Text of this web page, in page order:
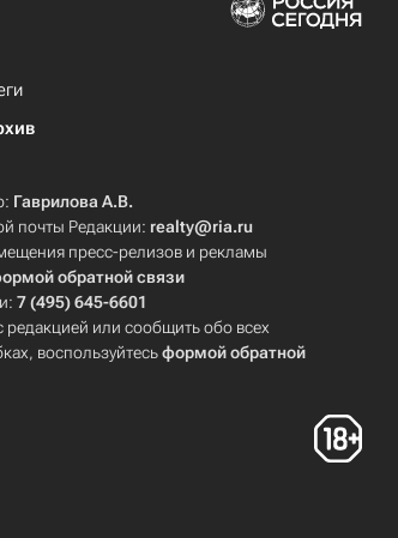
Гаврилова А.В.
почты Редакции: realty@ria.ru
пресс-релизов и рекламы
обратной связи
7 (495) 645-6601
редакцией или сообщить обо всех
воспользуйтесьформой обратной